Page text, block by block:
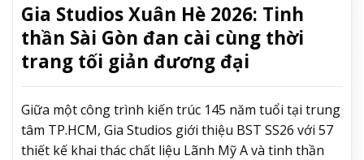
Gia Studios Xuân Hè 2026: Tinh
thần Sài Gòn đan cài cùng thời
trang tối giản đương đại
Giữa một công trình kiến trúc 145 năm tuổi tại trung
tâm TP.HCM, Gia Studios giới thiệu BST SS26 với 57
thiết kế khai thác chất liệu Lãnh Mỹ A và tinh thần